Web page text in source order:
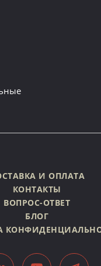
И ОПЛАТА
КОНТАКТЫ
ВОПРОС-ОТВЕТ
БЛОГ